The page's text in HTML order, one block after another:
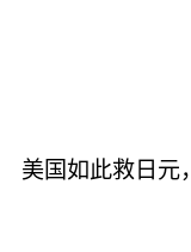
美国如此救日元